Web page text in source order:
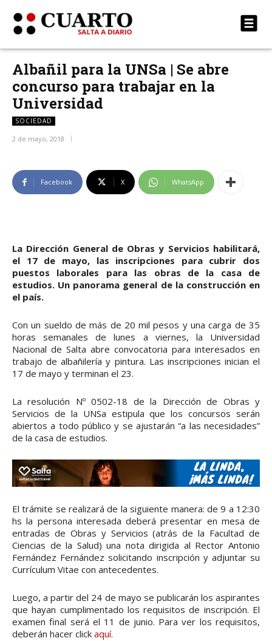
Albañil para la UNSa | Se abre
concurso para trabajar en la
Universidad
SOCIEDAD
2 de mayo, 2018
Facebook X WhatsApp
La Dirección General de Obras y Servicios habilitará,
el 17 de mayo, las inscripciones para cubrir dos
puestos laborales para las obras de la casa de
estudios. Un panorama general de la construcción en
el país.
Con un sueldo de más de 20 mil pesos y una carga de 35
horas semanales de lunes a viernes, la Universidad
Nacional de Salta abre convocatoria para interesados en
trabajo de albañilería y pintura. Las inscripciones inician el
17 de mayo y terminan el 23.
La resolución Nº 0502-18 de la Dirección de Obras y
Servicios de la UNSa estipula que los concursos serán
abiertos a todo público y se ajustarán “a las necesidades”
de la casa de estudios.
El trámite se realizará de la siguiente manera: de 9 a 12:30
hs la persona interesada deberá presentar en mesa de
entradas de Obras y Servicios (atrás de la Facultad de
Ciencias de la Salud) una nota dirigida al Rector Antonio
Fernández Fernández solicitando inscripción y adjuntar su
Currículum Vitae con antecedentes.
Luego, a partir del 24 de mayo se publicarán los aspirantes
que hayan cumplimentado los requisitos de inscripción. El
examen final será el 11 de junio. Para ver los requisitos,
deberán hacer click aquí.